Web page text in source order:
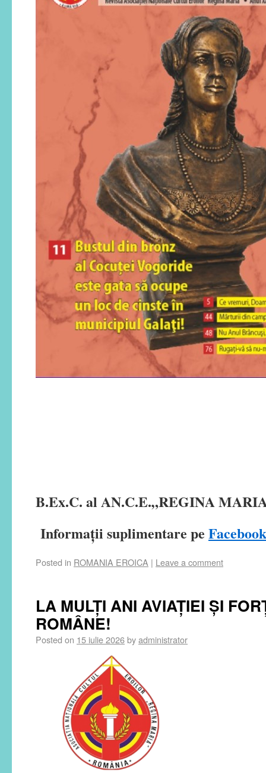
B.Ex.C. al AN.C.E.„REGINA
Informații suplimentare pe
Posted in ROMANIA EROICA | Leave a comment
LA MULȚI ANI AVIAȚIEI ȘI
ROMÂNE!
Posted on 15 iulie 2026byadministrator